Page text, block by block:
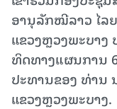
ອານຸລັກໝີລາວ ໄລ
ແຂວງຫຼວງພະບາງ
ທິດທາງແຜນການ
ປະທານຂອງ ທ່ານ
ແຂວງຫຼວງພະບາງ.